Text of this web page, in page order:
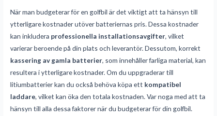
När man budgeterar för en golfbil är det viktigt att ta hänsyn till
ytterligare kostnader utöver batteriernas pris. Dessa kostnader
kan inkludera professionella installationsavgifter, vilket
varierar beroende på din plats och leverantör. Dessutom, korrekt
kassering av gamla batterier, som innehåller farliga material, kan
resultera i ytterligare kostnader. Om du uppgraderar till
litiumbatterier kan du också behöva köpa ett kompatibel
laddare, vilket kan öka den totala kostnaden. Var noga med att ta
hänsyn till alla dessa faktorer när du budgeterar för din golfbil.